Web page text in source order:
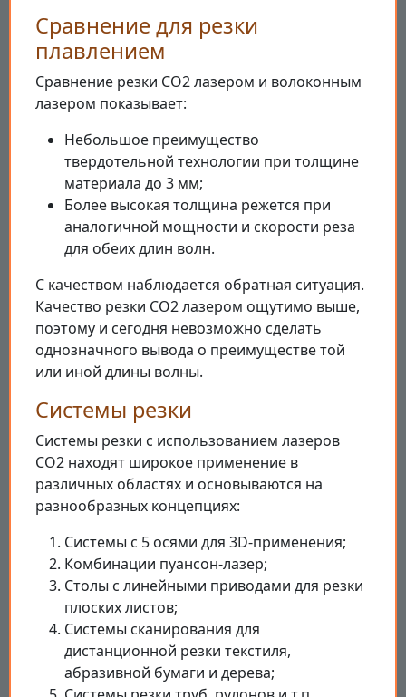
Сравнение для резки
плавлением
Сравнение резки CO2 лазером и волоконным
лазером показывает:
Небольшое преимущество
твердотельной технологии при толщине
материала до 3 мм;
Более высокая толщина режется при
аналогичной мощности и скорости реза
для обеих длин волн.
С качеством наблюдается обратная ситуация.
Качество резки CO2 лазером ощутимо выше,
поэтому и сегодня невозможно сделать
однозначного вывода о преимуществе той
или иной длины волны.
Системы резки
Системы резки с использованием лазеров
CO2 находят широкое применение в
различных областях и основываются на
разнообразных концепциях:
Системы с 5 осями для 3D-применения;
Комбинации пуансон-лазер;
Столы с линейными приводами для резки
плоских листов;
Системы сканирования для
дистанционной резки текстиля,
абразивной бумаги и дерева;